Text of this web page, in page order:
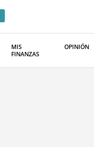
MIS
FINANZAS
OPINIÓN